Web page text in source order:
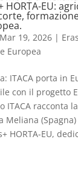
EU:
Mar 19, 2026|
Europea
ITACA porta in
con il progetto
ITACA racconta
Meliana (Spagna)
HORTA-EU,